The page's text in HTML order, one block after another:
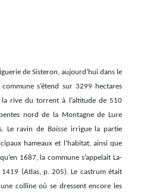
de Sisteron, aujourd’hui dans le
s’étend sur 3299 hectares
rive du torrent à l’altitude de 510
nord de la Montagne de Lure
Le ravin de Baisseirrigue la partie
hameaux et l’habitat, ainsi que
1687, la commune s’appelait La-
1419 (Atlas, p. 205). Le castrum était
colline où se dressent encore les